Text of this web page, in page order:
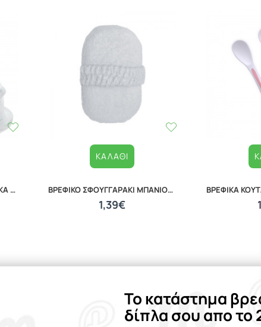
ΘΗΛΗ ΚΑΤΑ ΤΩΝ ΚΟΛΙΚΩΝ KIKKA BOO M ANTI COLIC NIPPLE FOR GLASS BOTTLE 31302010027 ΒΡΕΦΙΚΟ ΣΦΟΥΓΓΑΡΑΚΙ ΜΠΑΝΙΟΥ WHITE 20040210001
1,39€
ΚΑΛΆΘΙ
Το κατάστημα
δίπλα σου απο το